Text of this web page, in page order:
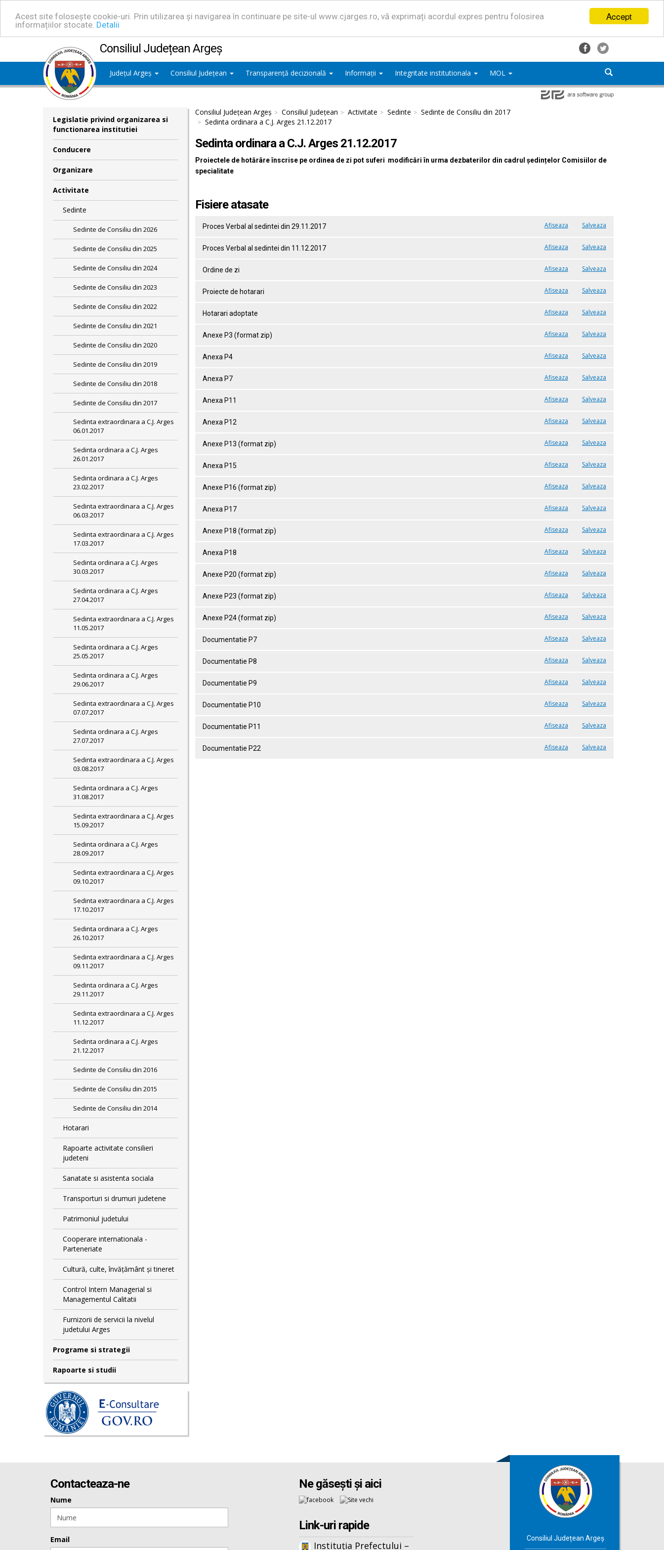
Accept
Acest site folosește cookie-uri. Prin utilizarea și navigarea în continuare pe site-ul www.cjarges.ro, vă exprimați acordul expres pentru folosirea
informațiilor stocate. Detalii
Consiliul Județean Argeș
Județul Argeș Consiliul Județean Transparență decizională Informații Integritate institutionala MOL
Legislatie privind organizarea si
functionarea institutiei
Conducere
Organizare
Activitate
Sedinte
Sedinte de Consiliu din 2026
Sedinte de Consiliu din 2025
Sedinte de Consiliu din 2024
Sedinte de Consiliu din 2023
Sedinte de Consiliu din 2022
Sedinte de Consiliu din 2021
Sedinte de Consiliu din 2020
Sedinte de Consiliu din 2019
Sedinte de Consiliu din 2018
Sedinte de Consiliu din 2017
Sedinta extraordinara a C.J. Arges
06.01.2017
Sedinta ordinara a C.J. Arges
26.01.2017
Sedinta ordinara a C.J. Arges
23.02.2017
Sedinta extraordinara a C.J. Arges
06.03.2017
Sedinta extraordinara a C.J. Arges
17.03.2017
Sedinta ordinara a C.J. Arges
30.03.2017
Sedinta ordinara a C.J. Arges
27.04.2017
Sedinta extraordinara a C.J. Arges
11.05.2017
Sedinta ordinara a C.J. Arges
25.05.2017
Sedinta ordinara a C.J. Arges
29.06.2017
Sedinta extraordinara a C.J. Arges
07.07.2017
Sedinta ordinara a C.J. Arges
27.07.2017
Sedinta extraordinara a C.J. Arges
03.08.2017
Sedinta ordinara a C.J. Arges
31.08.2017
Sedinta extraordinara a C.J. Arges
15.09.2017
Sedinta ordinara a C.J. Arges
28.09.2017
Sedinta extraordinara a C.J. Arges
09.10.2017
Sedinta extraordinara a C.J. Arges
17.10.2017
Sedinta ordinara a C.J. Arges
26.10.2017
Sedinta extraordinara a C.J. Arges
09.11.2017
Sedinta ordinara a C.J. Arges
29.11.2017
Sedinta extraordinara a C.J. Arges
11.12.2017
Sedinta ordinara a C.J. Arges
21.12.2017
Sedinte de Consiliu din 2016
Sedinte de Consiliu din 2015
Sedinte de Consiliu din 2014
Hotarari
Rapoarte activitate consilieri
judeteni
Sanatate si asistenta sociala
Transporturi si drumuri judetene
Patrimoniul judetului
Cooperare internationala -
Parteneriate
Cultură, culte, învățământ și tineret
Control Intern Managerial si
Managementul Calitatii
Furnizorii de servicii la nivelul
judetului Arges
Programe si strategii
Rapoarte si studii
Consiliul Județean Argeș Consiliul Județean Activitate Sedinte
Sedinte de Consiliu din 2017
Sedinta ordinara a C.J. Arges 21.12.2017
Sedinta ordinara a C.J. Arges 21.12.2017
Proiectele de hotărâre înscrise pe ordinea de zi pot suferi modificări în urma dezbaterilor din cadrul ședințelor Comisiilor de
specialitate
Fisiere atasate
Proces Verbal al sedintei din 29.11.2017 Afiseaza Salveaza
Proces Verbal al sedintei din 11.12.2017 Afiseaza Salveaza
Ordine de zi Afiseaza Salveaza
Proiecte de hotarari Afiseaza Salveaza
Hotarari adoptate Afiseaza Salveaza
Anexe P3 (format zip) Afiseaza Salveaza
Anexa P4 Afiseaza Salveaza
Anexa P7 Afiseaza Salveaza
Anexa P11 Afiseaza Salveaza
Anexa P12 Afiseaza Salveaza
Anexe P13 (format zip) Afiseaza Salveaza
Anexa P15 Afiseaza Salveaza
Anexe P16 (format zip) Afiseaza Salveaza
Anexa P17 Afiseaza Salveaza
Anexe P18 (format zip) Afiseaza Salveaza
Anexa P18 Afiseaza Salveaza
Anexe P20 (format zip) Afiseaza Salveaza
Anexe P23 (format zip) Afiseaza Salveaza
Anexe P24 (format zip) Afiseaza Salveaza
Documentatie P7 Afiseaza Salveaza
Documentatie P8 Afiseaza Salveaza
Documentatie P9 Afiseaza Salveaza
Documentatie P10 Afiseaza Salveaza
Documentatie P11 Afiseaza Salveaza
Documentatie P22 Afiseaza Salveaza
Contacteaza-ne
Nume
Email
Ne găsești și aici
Link-uri rapide
Instituția Prefectului –
Consiliul Județean Argeș